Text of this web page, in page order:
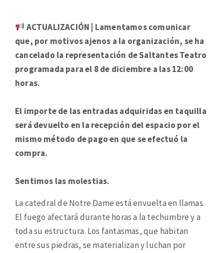
ACTUALIZACIÓN | Lamentamos comunicar
que, por motivos ajenos a la organización, se ha
cancelado la representación de Saltantes Teatro
programada para el 8 de diciembre a las 12:00
horas.
El importe de las entradas adquiridas en taquilla
será devuelto en la recepción del espacio por el
mismo método de pago en que se efectuó la
compra.
Sentimos las molestias.
La catedral de Notre Dame está envuelta en llamas.
El fuego afectará durante horas a la techumbre y a
toda su estructura. Los fantasmas, que habitan
entre sus piedras, se materializan y luchan por